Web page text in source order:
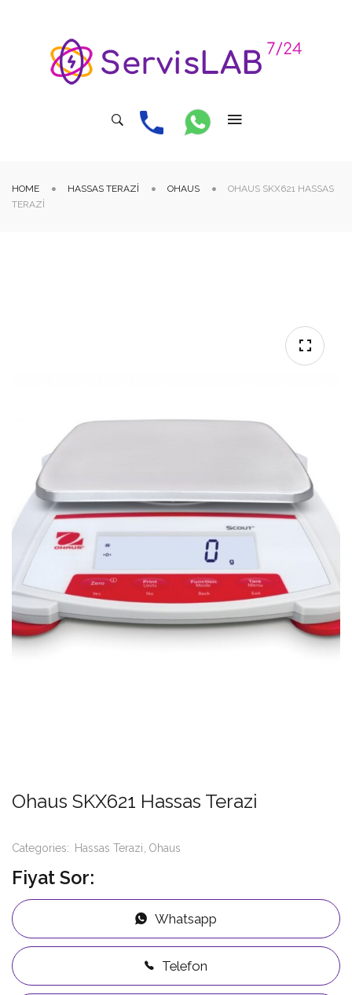
HOME HASSAS TERAZI OHAUS
OHAUS SKX621 HASSAS
TERAZI
Ohaus SKX621 Hassas Terazi
Categories: Hassas Terazi Ohaus
Fiyat Sor:
Whatsapp
Telefon